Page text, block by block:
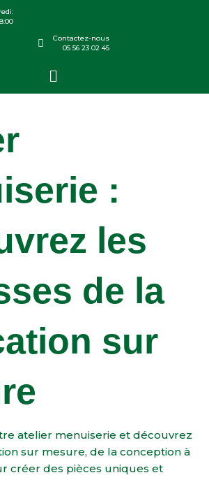
Contactez-nous
05 56 23 02 45
:
les
de la
sur